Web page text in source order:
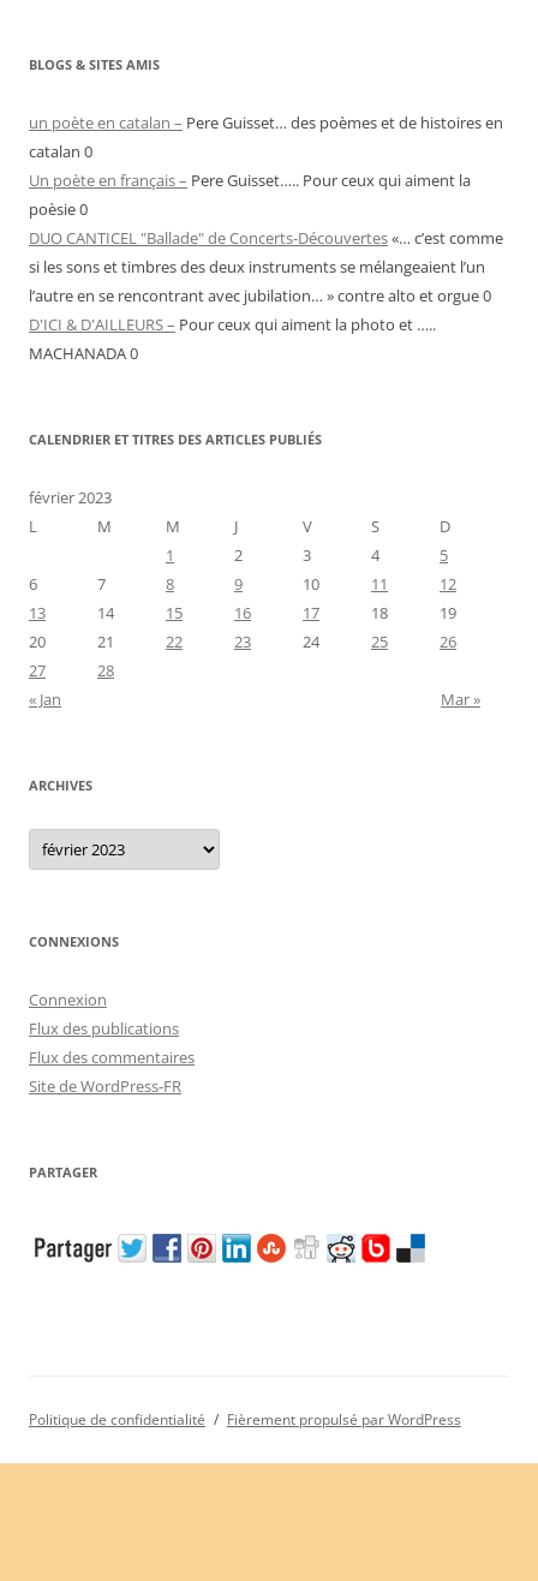
BLOGS & SITES AMIS
un poète en catalan – Pere Guisset… des poèmes et de histoires en
catalan 0
Un poète en français – Pere Guisset….. Pour ceux qui aiment la
poèsie 0
DUO CANTICEL "Ballade" de Concerts-Découvertes«… c’est comme
si les sons et timbres des deux instruments se mélangeaient l’un
l’autre en se rencontrant avec jubilation… » contre alto et orgue 0
D'ICI & D'AILLEURS – Pour ceux qui aiment la photo et …..
MACHANADA 0
CALENDRIER ET TITRES DES ARTICLES PUBLIÉS
février 2023
L
M M J V S
D
1
2 3 4
5
6
7 8 9 10 11
12
13
14 15 16 17 18
19
20
21 22 23 24 25
26
27
28
« Jan
Mar »
ARCHIVES
Archives
CONNEXIONS
Connexion
Flux des publications
Flux des commentaires
Site de WordPress-FR
PARTAGER
Politique de confidentialité Fièrement propulsé par WordPress